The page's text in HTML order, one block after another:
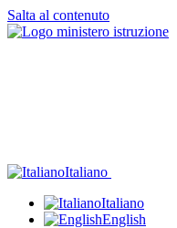
Salta al contenuto
Italiano
Italiano
English